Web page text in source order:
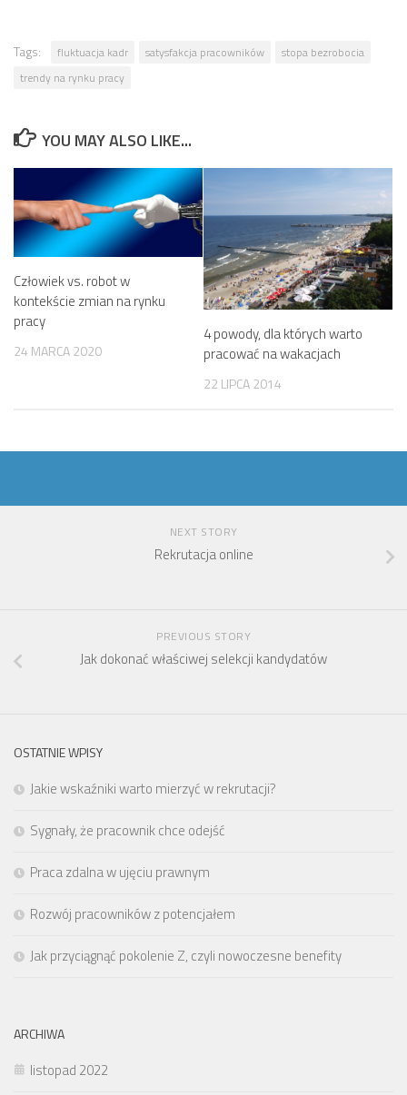
Tags: fluktuacja kadr satysfakcja pracowników
stopa bezrobocia
trendy na rynku pracy
YOU MAY ALSO LIKE...
Człowiek vs. robot w
kontekście zmian na rynku
pracy
24 MARCA 2020
4 powody, dla których warto
pracować na wakacjach
22 LIPCA 2014
NEXT STORY
Rekrutacja online
PREVIOUS STORY
Jak dokonać właściwej selekcji kandydatów
OSTATNIE WPISY
Jakie wskaźniki warto mierzyć w rekrutacji?
Sygnały, że pracownik chce odejść
Praca zdalna w ujęciu prawnym
Rozwój pracowników z potencjałem
Jak przyciągnąć pokolenie Z, czyli nowoczesne benefity
ARCHIWA
listopad 2022